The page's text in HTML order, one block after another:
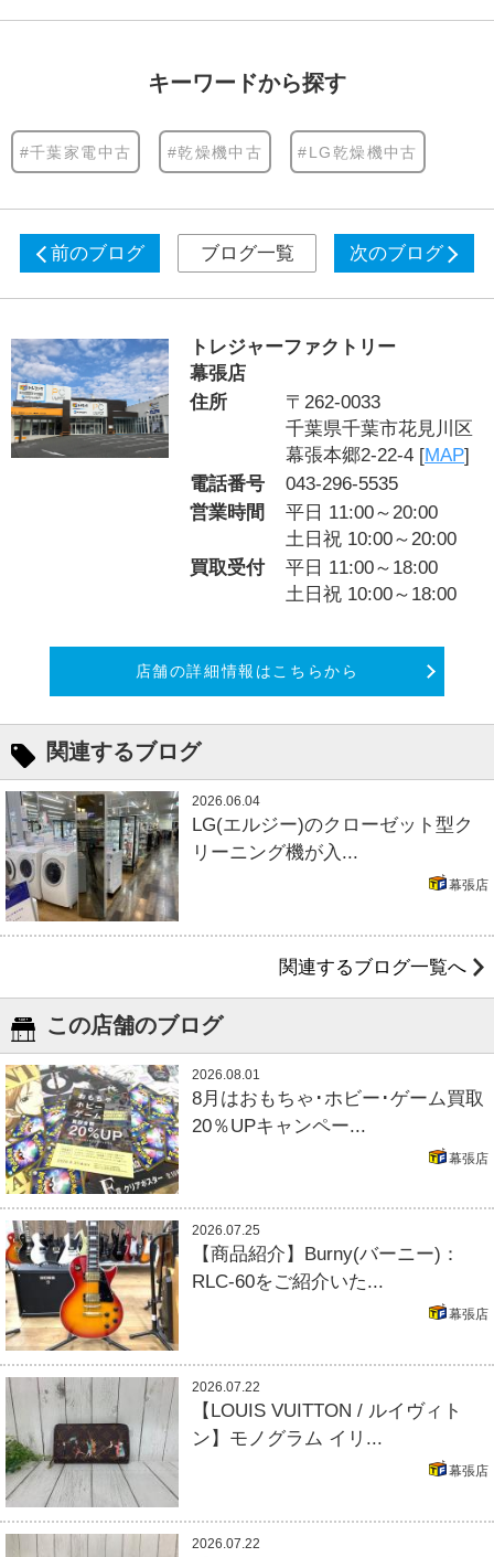
キーワードから探す
#千葉家電中古 #乾燥機中古 #LG乾燥機中古
前のブログ ブログ一覧 次のブログ
トレジャーファクトリー
幕張店
住所
〒262-0033
千葉県千葉市花見川区
幕張本郷2-22-4 [MAP]
電話番号
043-296-5535
営業時間
平日 11:00～20:00
土日祝 10:00～20:00
買取受付
平日 11:00～18:00
土日祝 10:00～18:00
店舗の詳細情報はこちらから
関連するブログ
2026.06.04
LG(エルジー)のクローゼット型ク
リーニング機が入...
幕張店
関連するブログ一覧へ
この店舗のブログ
2026.08.01
8月はおもちゃ･ホビー･ゲーム買取
20％UPキャンペー...
幕張店
2026.07.25
【商品紹介】Burny(バーニー)：
RLC-60をご紹介いた...
幕張店
2026.07.22
【LOUIS VUITTON / ルイヴィト
ン】モノグラム イリ...
幕張店
2026.07.22